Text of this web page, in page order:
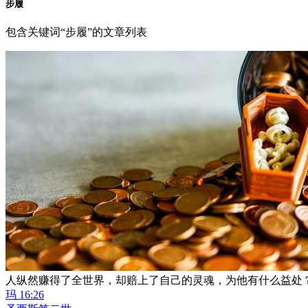
步履
包含关键词“步履”的文章列表
人纵然赚得了全世界，却赔上了自己的灵魂，为他有什么益处
玛 16:26